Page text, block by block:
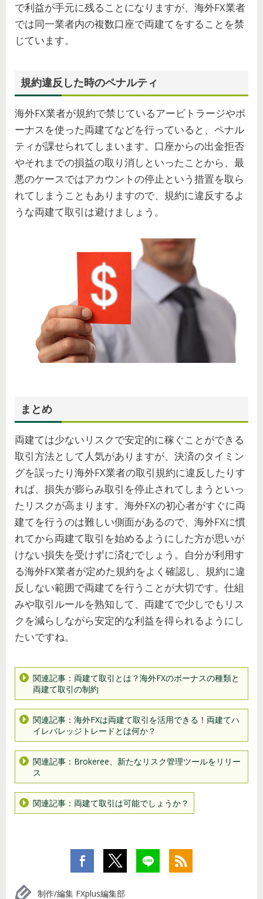
で利益が手元に残ることになりますが、海外FX業者
では同一業者内の複数口座で両建てをすることを禁
じています。
規約違反した時のペナルティ
海外FX業者が規約で禁じているアービトラージやボ
ーナスを使った両建てなどを行っていると、ペナル
ティが課せられてしまいます。口座からの出金拒否
やそれまでの損益の取り消しといったことから、最
悪のケースではアカウントの停止という措置を取ら
れてしまうこともありますので、規約に違反するよ
うな両建て取引は避けましょう。
まとめ
両建ては少ないリスクで安定的に稼ぐことができる
取引方法として人気がありますが、決済のタイミン
グを誤ったり海外FX業者の取引規約に違反したりす
れば、損失が膨らみ取引を停止されてしまうといっ
たリスクが高まります。海外FXの初心者がすぐに両
建てを行うのは難しい側面があるので、海外FXに慣
れてから両建て取引を始めるようにした方が思いが
けない損失を受けずに済むでしょう。自分が利用す
る海外FX業者が定めた規約をよく確認し、規約に違
反しない範囲で両建てを行うことが大切です。仕組
みや取引ルールを熟知して、両建てで少しでもリス
クを減らしながら安定的な利益を得られるようにし
たいですね。
関連記事：両建て取引とは？海外FXのボーナスの種類と
両建て取引の制約
関連記事：海外FXは両建て取引を活用できる！両建てハ
イレバレッジトレードとは何か？
関連記事：Brokeree、新たなリスク管理ツールをリリー
ス
関連記事：両建て取引は可能でしょうか？
制作/編集 FXplus編集部